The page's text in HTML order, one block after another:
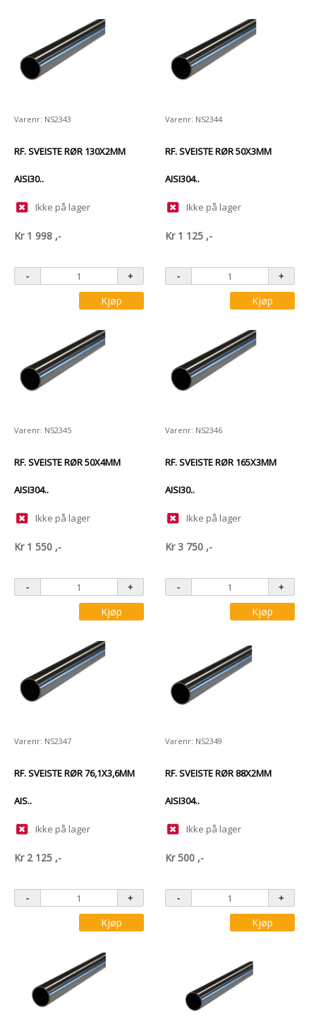
Varenr: NS2343
RF. SVEISTE RØR 130X2MM
AISI30..
Ikke på lager
Kr 1 998 ,-
Kjøp
Varenr: NS2344
RF. SVEISTE RØR 50X3MM
AISI304..
Ikke på lager
Kr 1 125 ,-
Kjøp
Varenr: NS2345
RF. SVEISTE RØR 50X4MM
AISI304..
Ikke på lager
Kr 1 550 ,-
Kjøp
Varenr: NS2346
RF. SVEISTE RØR 165X3MM
AISI30..
Ikke på lager
Kr3 750 ,-
Kjøp
Varenr: NS2347
RF. SVEISTE RØR 76,1X3,6MM
AIS..
Ikke på lager
Kr 2 125 ,-
Kjøp
Varenr: NS2349
RF. SVEISTE RØR 88X2MM
AISI304..
Ikke på lager
Kr500 ,-
Kjøp